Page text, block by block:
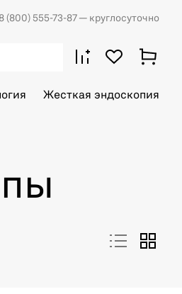
8 (800) 555-73-87 — круглосуточно
Жесткая эндоскопия